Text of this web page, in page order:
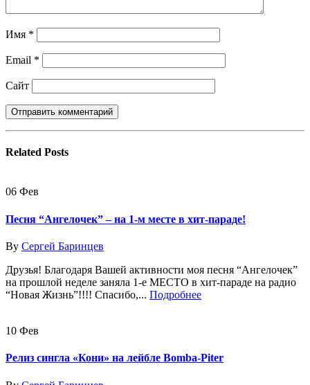
Имя *
Email *
Сайт
Related Posts
06 Фев
Песня “Ангелочек” – на 1-м месте в хит-параде!
By Сергей Баринцев
Друзья! Благодаря Вашей активности моя песня “Ангелочек”
на прошлой неделе заняла 1-е МЕСТО в хит-параде на радио
“Новая Жизнь”!!!! Спасибо,... Подробнее
10 Фев
Релиз сингла «Кони» на лейбле Bomba-Piter